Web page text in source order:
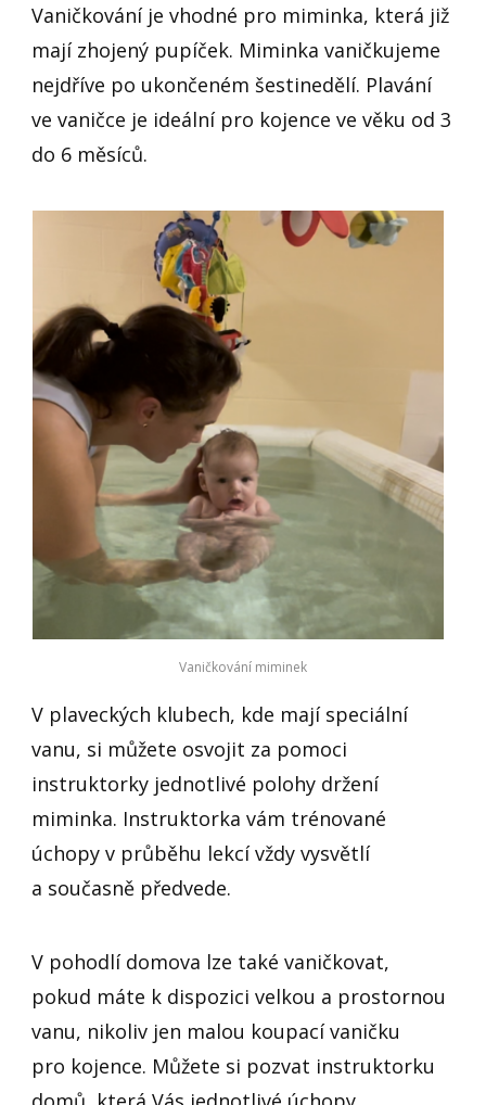
Vaničkování je vhodné pro miminka, která již
mají zhojený pupíček. Miminka vaničkujeme
nejdříve po ukončeném šestinedělí. Plavání
ve vaničce je ideální pro kojence ve věku od 3
do 6 měsíců.
Vaničkování miminek
V plaveckých klubech, kde mají speciální
vanu, si můžete osvojit za pomoci
instruktorky jednotlivé polohy držení
miminka. Instruktorka vám trénované
úchopy v průběhu lekcí vždy vysvětlí
a současně předvede.
V pohodlí domova lze také vaničkovat,
pokud máte k dispozici velkou a prostornou
vanu, nikoliv jen malou koupací vaničku
pro kojence. Můžete si pozvat instruktorku